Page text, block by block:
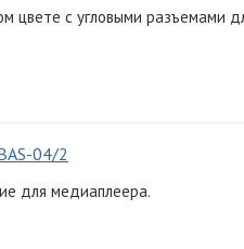
цвете с угловыми разъемами
04/2
для медиаплеера.